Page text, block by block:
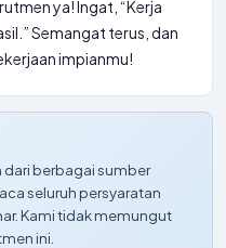
ya! Ingat, “Kerja
Semangat terus, dan
impianmu!
berbagai sumber
seluruh persyaratan
Kami tidak memungut
ini.